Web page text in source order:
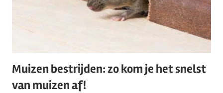
Muizen bestrijden: zo kom je het snelst
van muizen af!